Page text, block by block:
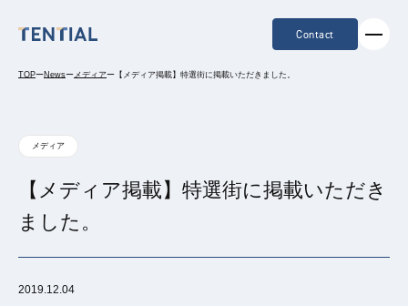
Contact
TOPーNewsーメディアー 【メディア掲載】特選街に掲載いただきました。
メディア
【メディア掲載】特選街に掲載いただき
ました。
2019.12.04